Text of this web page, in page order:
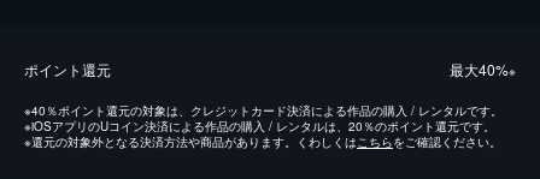
ポイント還元 最⼤40%※
※40％ポイント還元の対象は、クレジットカード決済による作品の購入 / レンタルです。
※iOSアプリのUコイン決済による作品の購入 / レンタルは、20％のポイント還元です。
※還元の対象外となる決済方法や商品があります。くわしくはこちらをご確認ください。